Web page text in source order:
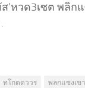
’หวด3เซต พลิก
ทโกตดววร พลกแซงเข